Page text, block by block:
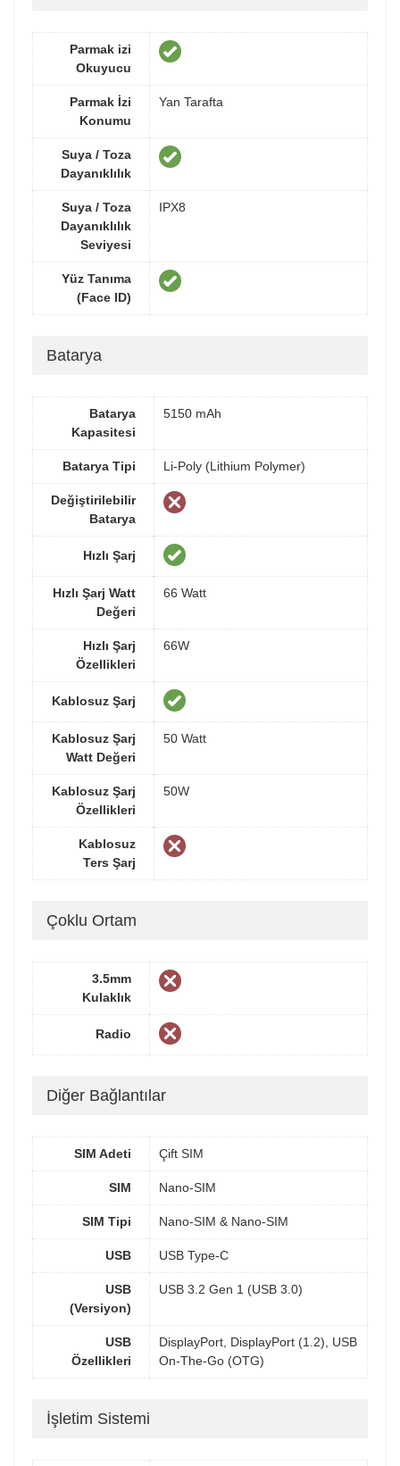
Parmak izi
Okuyucu
Parmak İzi
Konumu
Yan Tarafta
Suya / Toza
Dayanıklılık
Suya / Toza
Dayanıklılık
Seviyesi
IPX8
Yüz Tanıma
(Face ID)
Batarya
Batarya
Kapasitesi
5150 mAh
Batarya Tipi Li-Poly (Lithium Polymer)
Değiştirilebilir
Batarya
Hızlı Şarj
Hızlı Şarj Watt
Değeri
66 Watt
Hızlı Şarj
Özellikleri
66W
Kablosuz Şarj
Kablosuz Şarj
Watt Değeri
50 Watt
Kablosuz Şarj
Özellikleri
50W
Kablosuz
Ters Şarj
Çoklu Ortam
3.5mm
Kulaklık
Radio
Diğer Bağlantılar
SIM Adeti Çift SIM
SIM Nano-SIM
SIM Tipi Nano-SIM & Nano-SIM
USB USB Type-C
USB
(Versiyon)
USB 3.2 Gen 1 (USB 3.0)
USB
Özellikleri
DisplayPort, DisplayPort (1.2), USB
On-The-Go (OTG)
İşletim Sistemi